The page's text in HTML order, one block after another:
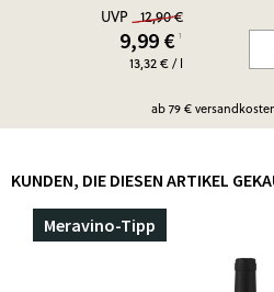
UVP 12,90 €
9,99 €¹
13,32 € / l
ab 79 €
KUNDEN, DIE DIESEN ARTIKEL
Meravino-Tipp